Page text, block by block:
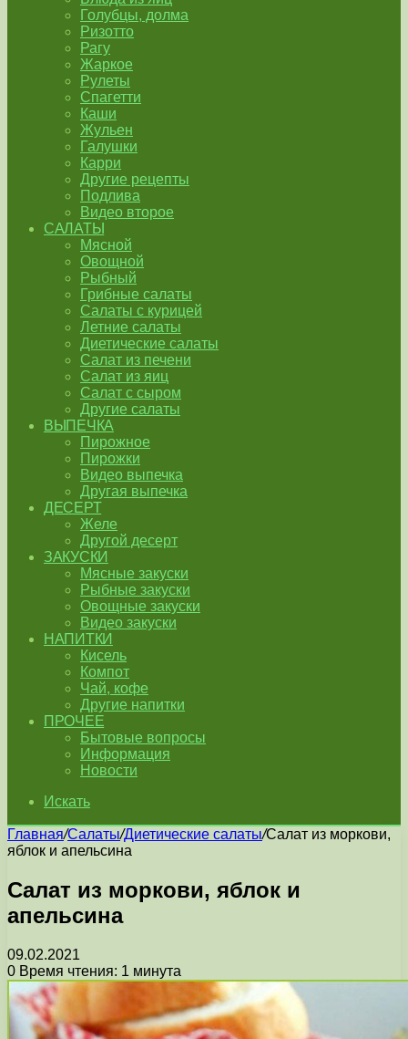
Голубцы, долма
Ризотто
Рагу
Жаркое
Рулеты
Спагетти
Каши
Жульен
Галушки
Карри
Другие рецепты
Подлива
Видео второе
САЛАТЫ
Мясной
Овощной
Рыбный
Грибные салаты
Салаты с курицей
Летние салаты
Диетические салаты
Салат из печени
Салат из яиц
Салат с сыром
Другие салаты
ВЫПЕЧКА
Пирожное
Пирожки
Видео выпечка
Другая выпечка
ДЕСЕРТ
Желе
Другой десерт
ЗАКУСКИ
Мясные закуски
Рыбные закуски
Овощные закуски
Видео закуски
НАПИТКИ
Кисель
Компот
Чай, кофе
Другие напитки
ПРОЧЕЕ
Бытовые вопросы
Информация
Новости
Искать
Главная/Салаты/Диетические салаты/Салат из моркови,
яблок и апельсина
Салат из моркови, яблок и
апельсина
09.02.2021
0 Время чтения: 1 минута